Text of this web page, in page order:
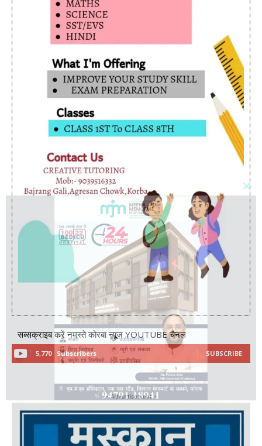
सब्सक्राइब करें नमस्ते कोरबा न्यूज़ YOUTUBE चैनल
5,770 Subscribers SUBSCRIBE
- Advertisement -